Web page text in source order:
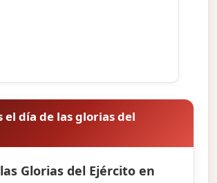
el día de las glorias del
Glorias del Ejército en